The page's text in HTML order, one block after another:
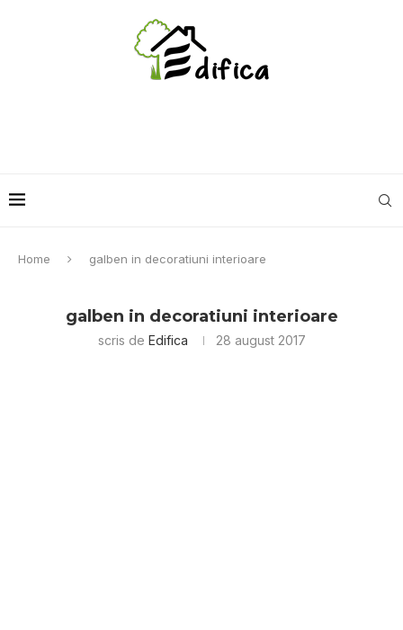
Home galben in decoratiuni interioare
galben in decoratiuni interioare
scris de Edifica 28 august 2017